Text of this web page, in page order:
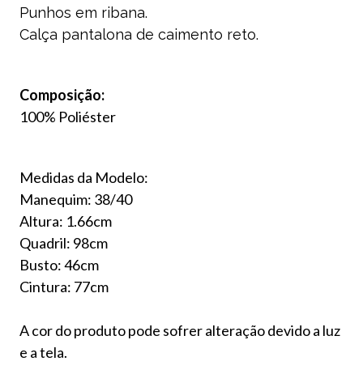
Punhos em ribana.
Calça pantalona de caimento reto.
Composição:
100% Poliéster
Medidas da Modelo:
Manequim: 38/40
Altura: 1.66cm
Quadril: 98cm
Busto: 46cm
Cintura: 77cm
A cor do produto pode sofrer alteração devido a luz
e a tela.